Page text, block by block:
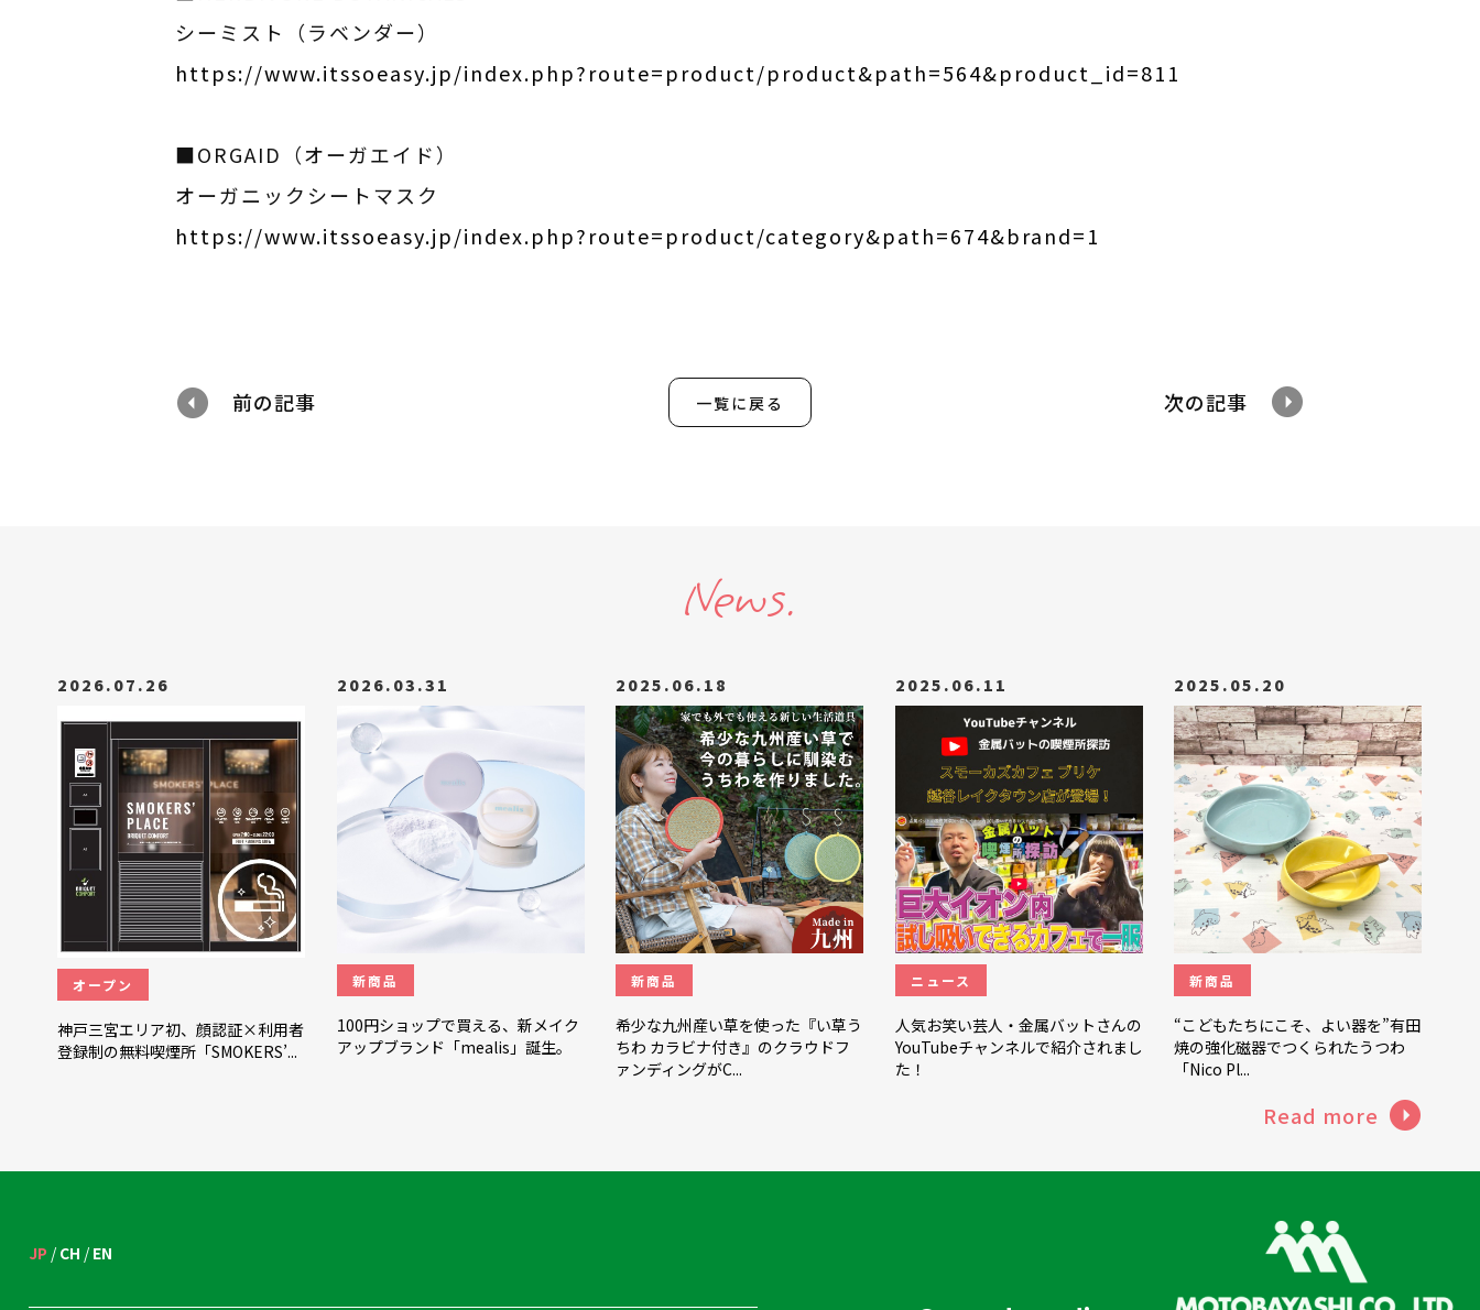
シーミスト（ラベンダー）
https://www.itssoeasy.jp/index.php?route=product/product&path=564&product_id=811
■ORGAID（オーガエイド）
オーガニックシートマスク
https://www.itssoeasy.jp/index.php?route=product/category&path=674&brand=1
前の記事 一覧に戻る 次の記事
News.
2026.07.26
オープン
神戸三宮エリア初、顔認証×利用者
登録制の無料喫煙所「SMOKERS’...
2026.03.31
新商品
100円ショップで買える、新メイク
アップブランド「mealis」誕生。
2025.06.18
新商品
希少な九州産い草を使った『い草う
ちわ カラビナ付き』のクラウドフ
ァンディングがC...
2025.06.11
ニュース
人気お笑い芸人・金属バットさんの
YouTubeチャンネルで紹介されまし
た！
2025.05.20
新商品
“こどもたちにこそ、よい器を”有田
焼の強化磁器でつくられたうつわ
「Nico Pl...
Read more
JP CH EN